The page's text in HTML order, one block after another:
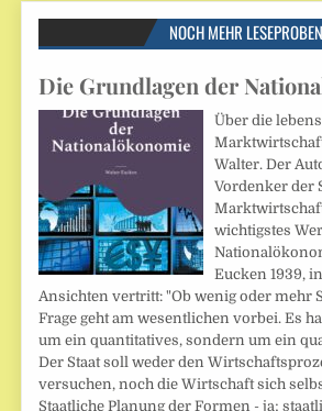
NOCH MEHR LESEPROBEN
Die Grundlagen der
Über die
Walter. Der
Vordenker der
wichtigstes
Eucken 1939,
Ansichten vertritt: "Ob wenig oder mehr
Frage geht am wesentlichen vorbei. Es
um ein quantitatives, sondern um ein
Der Staat soll weder den
versuchen, noch die Wirtschaft sich
Staatliche Planung der Formen - ja;